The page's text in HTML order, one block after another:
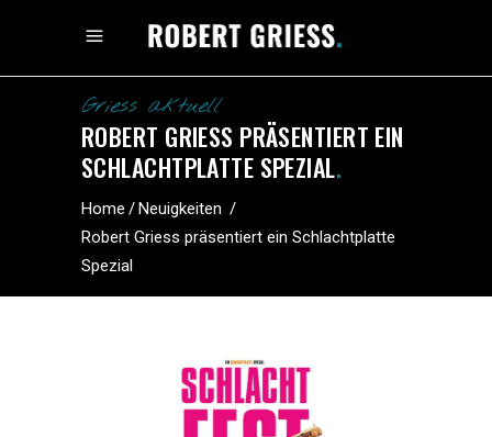
Griess aktuell
ROBERT GRIESS PRÄSENTIERT EIN
SCHLACHTPLATTE SPEZIAL.
Home /Neuigkeiten /
Robert Griess präsentiert ein Schlachtplatte
Spezial